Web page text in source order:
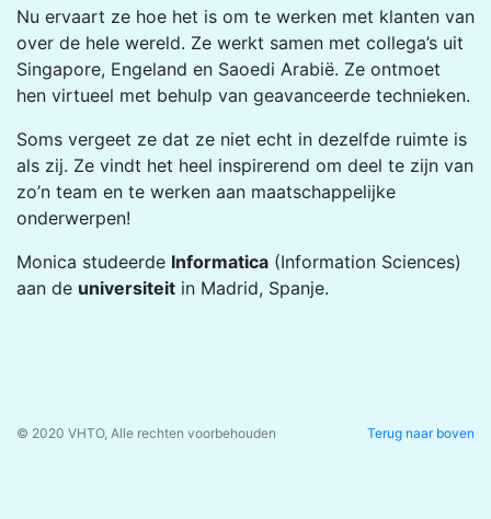
Nu ervaart ze hoe het is om te werken met klanten van
over de hele wereld. Ze werkt samen met collega’s uit
Singapore, Engeland en Saoedi Arabië. Ze ontmoet
hen virtueel met behulp van geavanceerde technieken.
Soms vergeet ze dat ze niet echt in dezelfde ruimte is
als zij. Ze vindt het heel inspirerend om deel te zijn van
zo’n team en te werken aan maatschappelijke
onderwerpen!
Monica studeerde Informatica (Information Sciences)
aan de universiteit in Madrid, Spanje.
Terug naar boven
© 2020 VHTO, Alle rechten voorbehouden